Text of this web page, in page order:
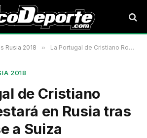
Rusia 2018 » La Portugal de Cristiano Ronaldo estará en Rusia tras imponerse a Suiza
2018
de Cristiano
en Rusia tras
a Suiza